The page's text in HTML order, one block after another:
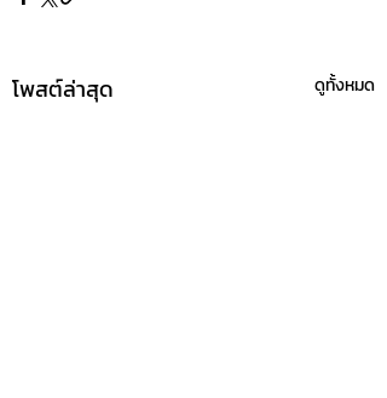
โพสต์ล่าสุด ดูทั้งหมด